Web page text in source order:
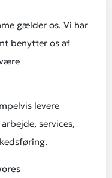
gælder os. Vi har
benytter os af
levere
services,